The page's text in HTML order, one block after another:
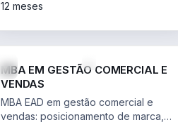
12 meses
MBA EM GESTÃO COMERCIAL E
VENDAS
MBA EAD em gestão comercial e
vendas: posicionamento de marca,